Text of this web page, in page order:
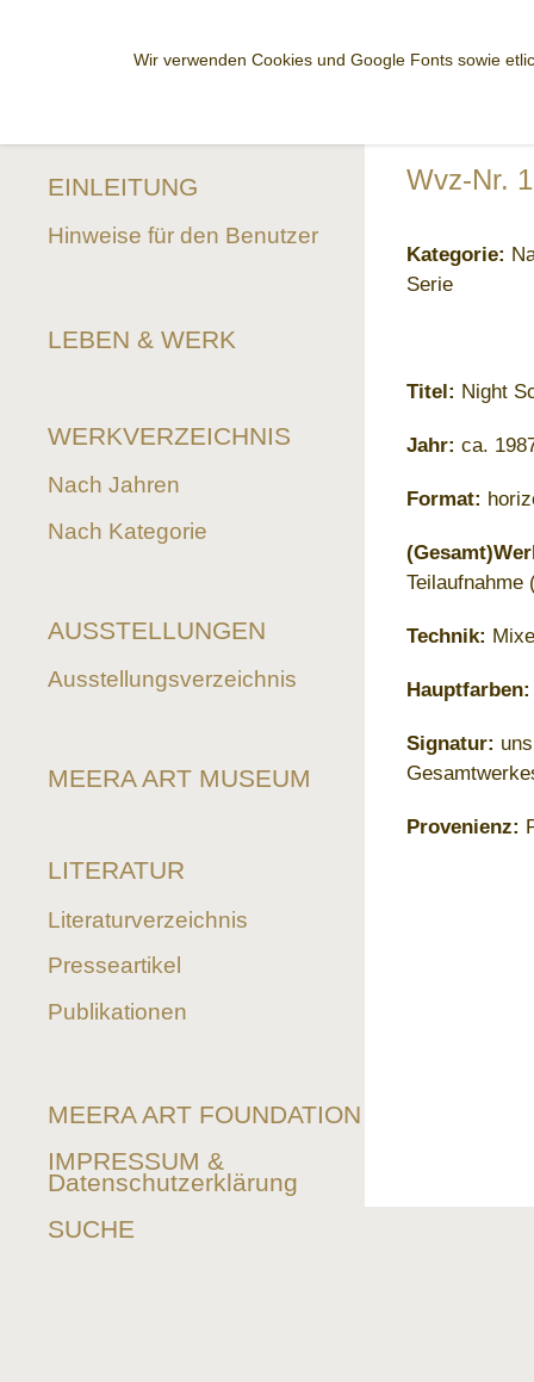
Wir verwenden Cookies und Google Fonts sowie
EINLEITUNG
Hinweise für den Benutzer
LEBEN & WERK
WERKVERZEICHNIS
Nach Jahren
Nach Kategorie
AUSSTELLUNGEN
Ausstellungsverzeichnis
MEERA ART MUSEUM
LITERATUR
Literaturverzeichnis
Presseartikel
Publikationen
MEERA ART FOUNDATION
IMPRESSUM &
Datenschutzerklärung
SUCHE
Wvz-Nr.
Kategorie:
Serie
Titel: Night
Jahr: ca.
Format:
Teilaufnahme
Technik:
Hauptfarben:
Signatur:
Provenienz: